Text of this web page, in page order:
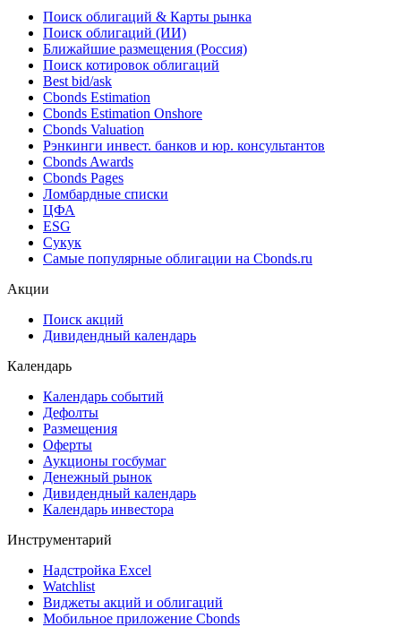
Поиск облигаций & Карты рынка
Поиск облигаций (ИИ)
Ближайшие размещения (Россия)
Поиск котировок облигаций
Best bid/ask
Cbonds Estimation
Cbonds Estimation Onshore
Cbonds Valuation
Рэнкинги инвест. банков и юр. консультантов
Cbonds Awards
Cbonds Pages
Ломбардные списки
ЦФА
ESG
Сукук
Самые популярные облигации на Cbonds.ru
Акции
Поиск акций
Дивидендный календарь
Календарь
Календарь событий
Дефолты
Размещения
Оферты
Аукционы госбумаг
Денежный рынок
Дивидендный календарь
Календарь инвестора
Инструментарий
Надстройка Excel
Watchlist
Виджеты акций и облигаций
Мобильное приложение Cbonds